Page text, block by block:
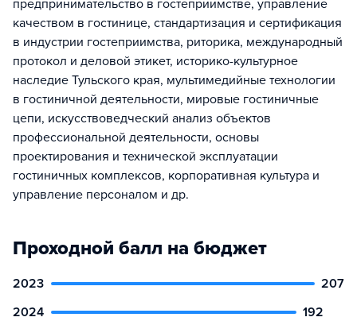
предпринимательство в гостеприимстве, управление
качеством в гостинице, стандартизация и сертификация
в индустрии гостеприимства, риторика, международный
протокол и деловой этикет, историко-культурное
наследие Тульского края, мультимедийные технологии
в гостиничной деятельности, мировые гостиничные
цепи, искусствоведческий анализ объектов
профессиональной деятельности, основы
проектирования и технической эксплуатации
гостиничных комплексов, корпоративная культура и
управление персоналом и др.
Проходной балл на бюджет
2023
207
2024
192